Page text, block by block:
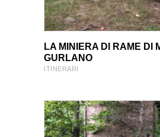
VIEW
VIEW
LA MINIERA DI RAME DI
GURLANO
ITINERARI